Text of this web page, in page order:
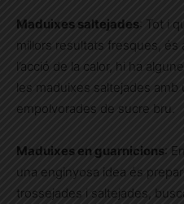
Maduixes saltejades: Tot i
millors resultats fresques,
l’acció de la calor, hi ha
les maduixes saltejades
empolvorades de sucre bru.
Maduixes en guarnicions:
una enginyosa idea és
trossejades i saltejades,